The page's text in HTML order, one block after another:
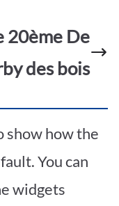
20ème De
des bois
show how the
You can
widgets